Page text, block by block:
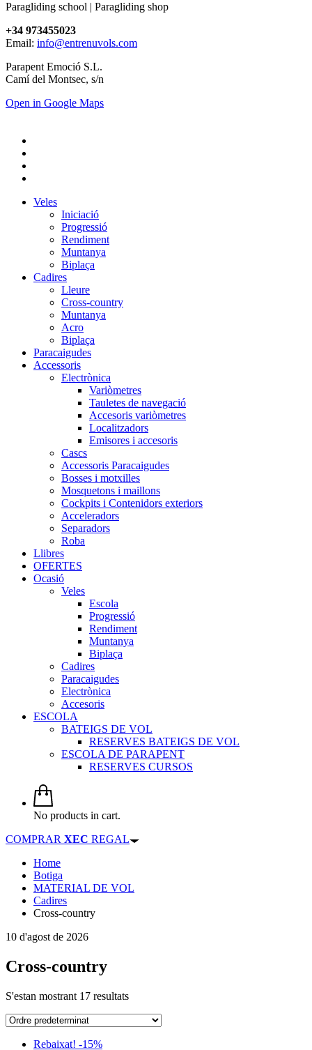
Paragliding school | Paragliding shop
+34 973455023
Email: info@entrenuvols.com
Parapent Emoció S.L.
Camí del Montsec, s/n
Open in Google Maps
Veles
Iniciació
Progressió
Rendiment
Muntanya
Biplaça
Cadires
Lleure
Cross-country
Muntanya
Acro
Biplaça
Paracaigudes
Accessoris
Electrònica
Variòmetres
Tauletes de navegació
Accesoris variòmetres
Localitzadors
Emisores i accesoris
Cascs
Accessoris Paracaigudes
Bosses i motxilles
Mosquetons i maillons
Cockpits i Contenidors exteriors
Acceleradors
Separadors
Roba
Llibres
OFERTES
Ocasió
Veles
Escola
Progressió
Rendiment
Muntanya
Biplaça
Cadires
Paracaigudes
Electrònica
Accesoris
ESCOLA
BATEIGS DE VOL
RESERVES BATEIGS DE VOL
ESCOLA DE PARAPENT
RESERVES CURSOS
No products in cart.
COMPRAR XEC REGAL
Home
Botiga
MATERIAL DE VOL
Cadires
Cross-country
10 d'agost de 2026
Cross-country
S'estan mostrant 17 resultats
Rebaixat! -15%